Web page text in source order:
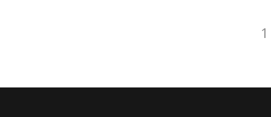
viết
1